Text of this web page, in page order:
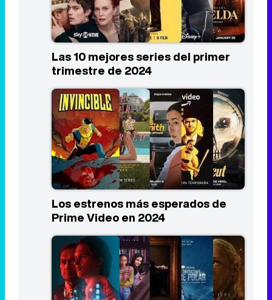
Las 10 mejores series del primer
trimestre de 2024
Los estrenos más esperados de
Prime Video en 2024